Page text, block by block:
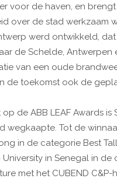
voor de haven, en
over de stad werkzaam
werd ontwikkeld, dat
de Schelde,
van een oude
de toekomst ook de
de ABB LEAF Awards
wegkaapte. Tot de
in de categorie Best
University in Senegal in
met het CUBEND